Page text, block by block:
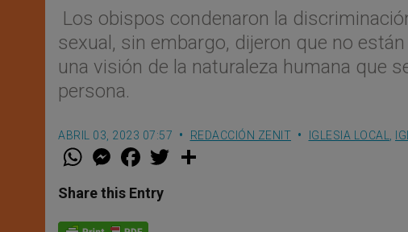
Los obispos condenaron la
sexual, sin embargo, dijeron que no
una visión de la naturaleza humana que
persona.
ABRIL 03, 2023 07:57 REDACCIÓN ZENIT IGLESIA LOCAL
W
t
s
p
M
e
s
e
g
F
a
e
b
o
w
Share this Entry